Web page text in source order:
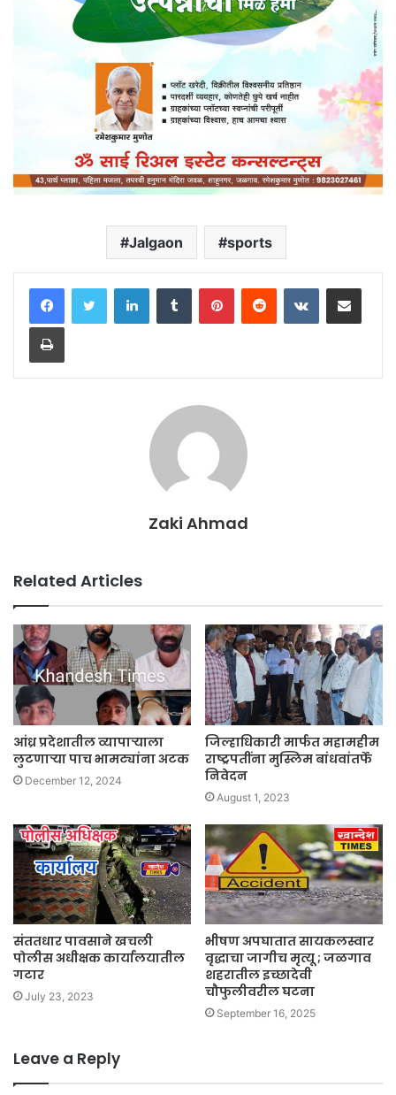
Jalgaon sports
LinkedInTumblr PinterestReddit VKontakteShare via Email
Print
Zaki Ahmad
Related Articles
आंध्र प्रदेशातील व्यापाऱ्याला
लुटणाऱ्या पाच भामट्यांना अटक
December 12, 2024
जिल्हाधिकारी मार्फत महामहीम
राष्ट्रपतींना मुस्लिम बांधवांतर्फे
निवेदन
August 1, 2023
संततधार पावसाने खचली
पोलीस अधीक्षक कार्यालयातील
गटार
July 23, 2023
भीषण अपघातात सायकलस्वार
वृद्धाचा जागीच मृत्यू ; जळगाव
शहरातील इच्छादेवी
चौफुलीवरील घटना
September 16, 2025
Leave a Reply